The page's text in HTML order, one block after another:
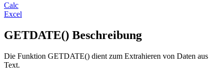
Calc
Excel
GETDATE() Beschreibung
Die Funktion GETDATE() dient zum Extrahieren von Daten aus
Text.